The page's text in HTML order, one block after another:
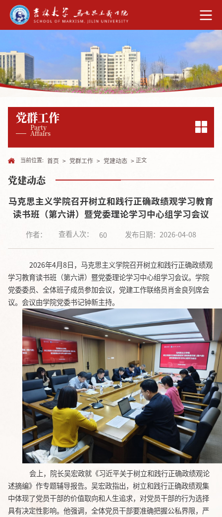
党群工作
Party
Affairs
当前位置: 首页 > 党群工作 > 党建动态 > 正文
党建动态
马克思主义学院召开树立和践行正确政绩观学习教育
读书班（第六讲）暨党委理论学习中心组学习会议
作者： 查看人次： 60 发布日期：2026-04-08
2026年4月8日，马克思主义学院召开树立和践行正确政绩观
学习教育读书班（第六讲）暨党委理论学习中心组学习会议。学院
党委委员、全体班子成员参加会议，党建工作联络员肖金良列席会
议。会议由学院党委书记钟新主持。
会上，院长吴宏政就《习近平关于树立和践行正确政绩观论
述摘编》作专题辅导报告。吴宏政指出，树立和践行正确政绩观集
中体现了党员干部的价值取向和人生追求，对党员干部的行为选择
具有决定性影响。他强调，全体党员干部要准确把握公私界限，严